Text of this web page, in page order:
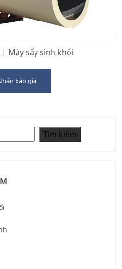
Tìm kiếm
Máy sấy sinh khối
báo giá